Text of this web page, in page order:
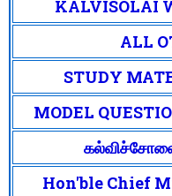
KALVISOLAI
ALL
STUDY
MODEL
Hon'ble Chief